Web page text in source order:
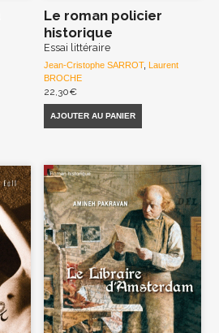
Le roman policier
historique
Essai littéraire
Jean-Cristophe SARROT, Laurent
BROCHE
22,30€
AJOUTER AU PANIER